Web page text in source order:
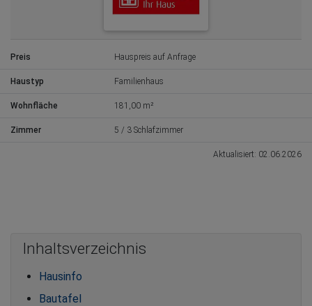
Preis Hauspreis auf Anfrage
Haustyp Familienhaus
Wohnfläche 181,00 m²
Zimmer 5 / 3 Schlafzimmer
Aktualisiert: 02.06.2026
Inhaltsverzeichnis
Hausinfo
Bautafel